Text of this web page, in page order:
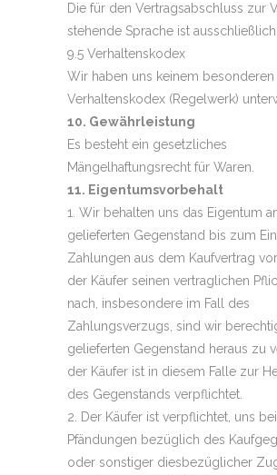
Die für den Vertragsabschluss zur
stehende Sprache ist ausschließlich
9.5 Verhaltenskodex
Wir haben uns keinem besonderen
Verhaltenskodex (Regelwerk)
10. Gewährleistung
Es besteht ein gesetzliches
Mängelhaftungsrecht für Waren.
11. Eigentumsvorbehalt
1. Wir behalten uns das Eigentum
gelieferten Gegenstand bis zum
Zahlungen aus dem Kaufvertrag
der Käufer seinen vertraglichen
nach, insbesondere im Fall des
Zahlungsverzugs, sind wir
gelieferten Gegenstand heraus zu
der Käufer ist in diesem Falle zur
des Gegenstands verpflichtet.
2. Der Käufer ist verpflichtet, uns bei
Pfändungen bezüglich des
oder sonstiger diesbezüglicher